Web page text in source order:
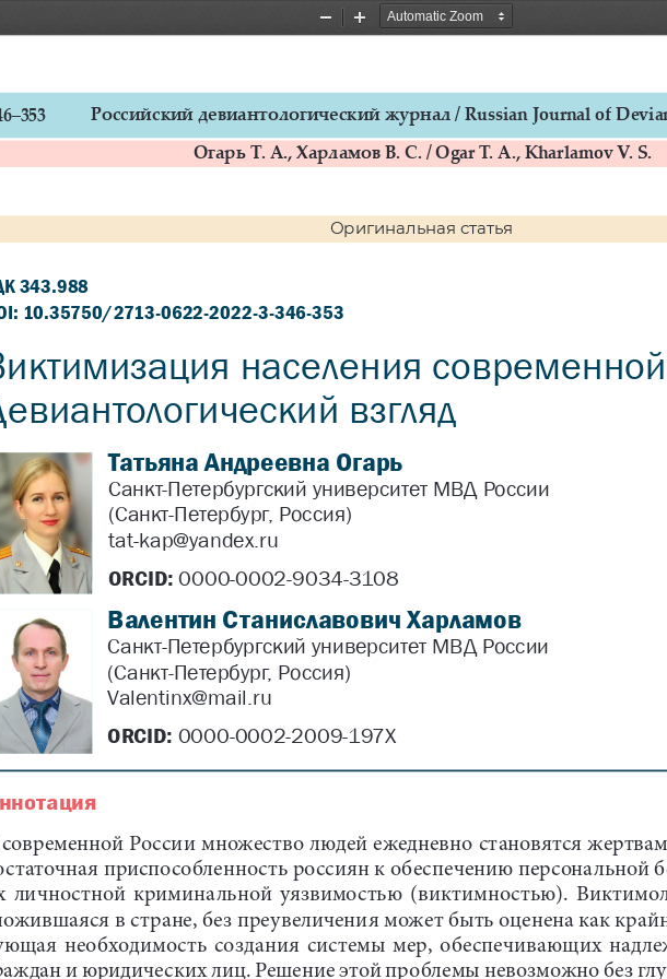
Zoom
Zoom
Российский девиантологический журнал / Russian Journal of
Огарь Т. А., Харламов В. С. / Ogar T. A., Kharlamov V. S.
населения современной
взгляд
343.988
10.35750/2713-0622-2022-3-346-353
Оригинальная статья
России множество людей ежедневно становятся
приспособленность россиян к обеспечению персональной
личностной  криминальной  уязвимостью  (виктимностью).
в стране, без преувеличения может быть оценена как
необходимость  создания  системы  мер,  обеспечивающих
и юридических лиц. Решение этой проблемы невозможно без
Татьяна Андреевна Огарь
Санкт-Петербургский университет МВД России
(Санкт-Петербург, Россия)
tat-kap@yandex.ru
ORCID: 0000-0002-9034-3108
Валентин Станиславович Харламов
Санкт-Петербургский университет МВД России
(Санкт-Петербург, Россия)
Valentinx@mail.ru
ORCID: 0000-0002-2009-197X